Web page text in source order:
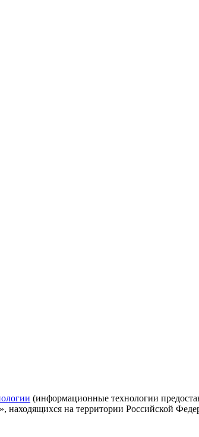
(информационные технологии
находящихся на территории Российской